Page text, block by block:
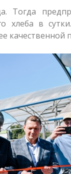
Тогда
в
качественной